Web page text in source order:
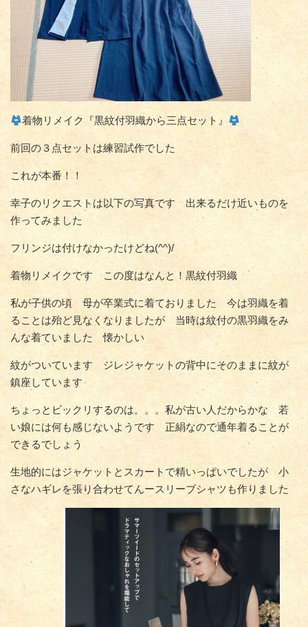
着物リメイク『黒紋付羽織から三点セット』
前回の３点セットは練習試作でした
これが本番！！
幸子のリクエストは以下の写真です 出来るだけ近いものを
作ってみました
フリンジは付けなかったけどね(^^)/
着物リメイクです この度はなんと！黒紋付羽織
私が子供の頃 母が卒業式に着ておりました 今は羽織を着
ることは殆ど見なくなりましたが 当時は紋付の黒羽織をみ
んな着ていました 懐かしい
紋がついています ジレジャケットの背中にそのままに紋が
鎮座しています
ちょっとビックリするのは。。。私が古い人だからかな 若
い娘には何も感じないようです 正絹なので通年着ることが
できるでしょう
生地的にはジャケットとスカートで精いっぱいでしたが 小
さなハギレを張り合わせてんースリーブシャツも作りました